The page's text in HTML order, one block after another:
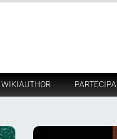
WIKIAUTHOR PARTECIPA